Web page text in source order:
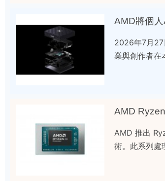
AMD將個
2026年7月27
業與創作者在
AMD
AMD 推出
術。此系列處